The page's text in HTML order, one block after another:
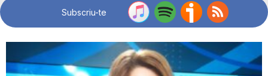
Subscriu-te